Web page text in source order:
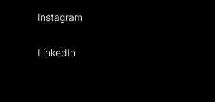
Instagram
LinkedIn